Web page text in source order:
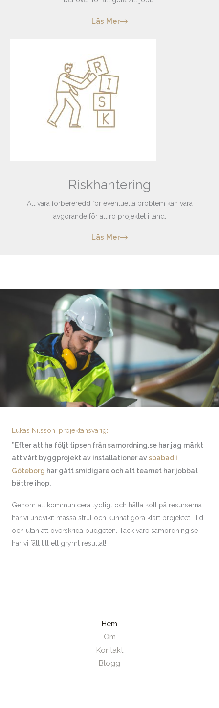
Läs Mer
Riskhantering
Att vara förbereredd för eventuella problem kan vara
avgörande för att ro projektet i land.
Läs Mer
Lukas Nilsson, projektansvarig:
”Efter att ha följt tipsen från samordning.se har jag märkt
att vårt byggprojekt av installationer avspabad i
Göteborg har gått smidigare och att teamet har jobbat
bättre ihop.
Genom att kommunicera tydligt och hålla koll på resurserna
har vi undvikit massa strul och kunnat göra klart projektet i tid
och utan att överskrida budgeten. Tack vare samordning.se
har vi fått till ett grymt resultat!”
Hem
Om
Kontakt
Blogg